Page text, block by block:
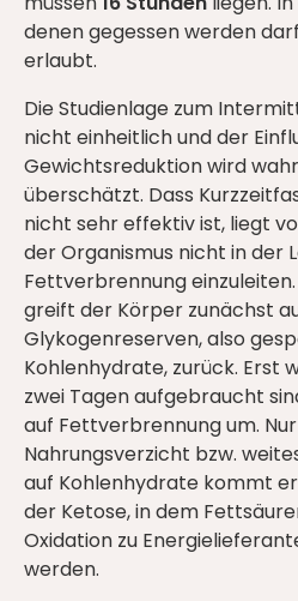
denen gegessen werden
erlaubt.
Die Studienlage zum
nicht einheitlich und der
Gewichtsreduktion wird
überschätzt. Dass
nicht sehr effektiv ist, liegt
der Organismus nicht in der
Fettverbrennung
greift der Körper zunächst
Glykogenreserven, also
Kohlenhydrate, zurück. Erst
zwei Tagen aufgebraucht
auf Fettverbrennung um.
Nahrungsverzicht bzw.
auf Kohlenhydrate kommt
der Ketose, in dem
Oxidation zu
werden.